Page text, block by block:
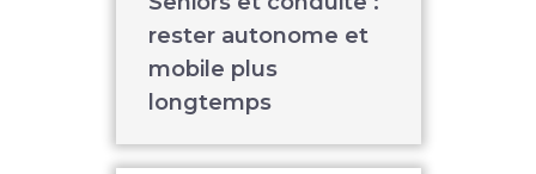
rester autonome et
mobile plus
longtemps